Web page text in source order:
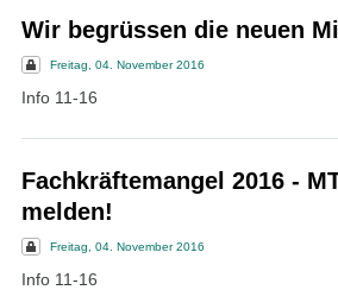
Wir begrüssen die neuen
Freitag, 04. November 2016
Info 11-16
Fachkräftemangel 2016 -
melden!
Freitag, 04. November 2016
Info 11-16